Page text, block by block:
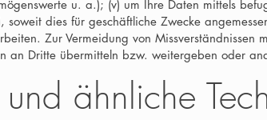
u. a.); (v) um Ihre Daten mittels
soweit dies für geschäftliche Zwecke
Zur Vermeidung von
an Dritte übermitteln bzw. weitergeben oder
ähnliche